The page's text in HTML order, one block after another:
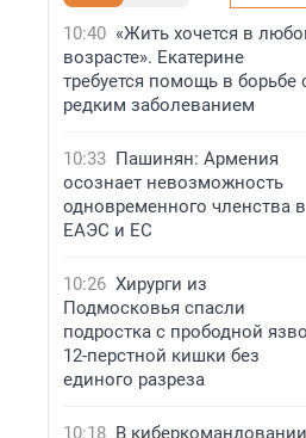
10:40 «Жить хочется в
возрасте». Екатерине
требуется помощь в борьбе
редким заболеванием
10:33 Пашинян: Армения
осознает невозможность
одновременного членства в
ЕАЭС и ЕС
10:26 Хирурги из
Подмосковья спасли
подростка с прободной
12-перстной кишки без
единого разреза
10:18 В киберкомандовании